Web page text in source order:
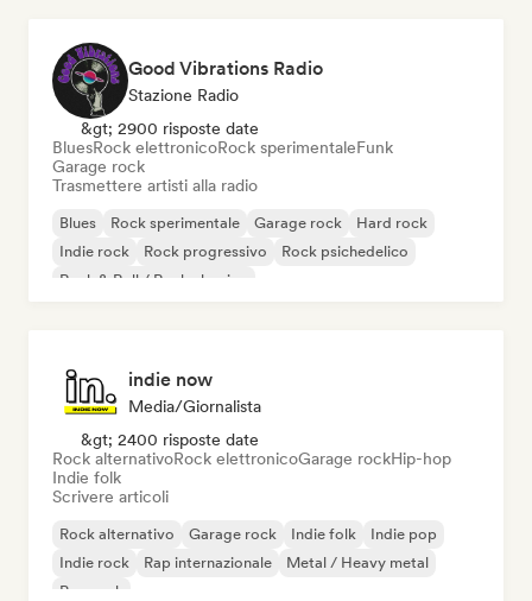
Good Vibrations Radio
Stazione Radio
&gt; 2900 risposte date
BluesRock elettronicoRock sperimentaleFunk
Garage rock
Trasmettere artisti alla radio
Blues Rock sperimentale Garage rock
Hard rock
Indie rock
Rock progressivo
Rock psichedelico
Rock & Roll / Rock classico
indie now
Media/Giornalista
&gt; 2400 risposte date
Rock alternativoRock elettronicoGarage rockHip-hop
Indie folk
Scrivere articoli
Rock alternativo Garage rock Indie folk
Indie pop
Indie rock
Rap internazionale
Metal / Heavy metal
Pop rock